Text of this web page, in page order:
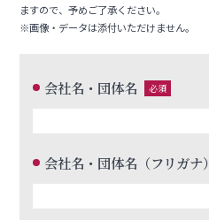
ますので、予めご了承ください。
※画像・データは添付いただけません。
会社名・団体名 必須
会社名・団体名（フリガナ）